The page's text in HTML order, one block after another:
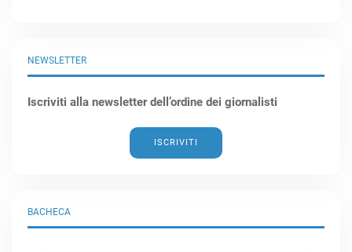
BACHECA
NEWSLETTER
Iscriviti alla newsletter dell’ordine dei giornalisti
ISCRIVITI